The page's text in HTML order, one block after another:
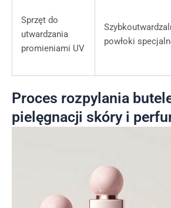
Sprzęt do
utwardzania
promieniami UV
powłoki
Proces rozpylania
pielęgnacji skóry i